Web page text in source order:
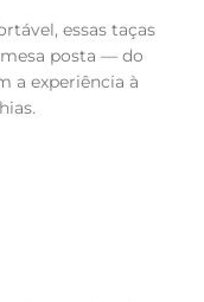
essas taças
posta — do
a experiência à